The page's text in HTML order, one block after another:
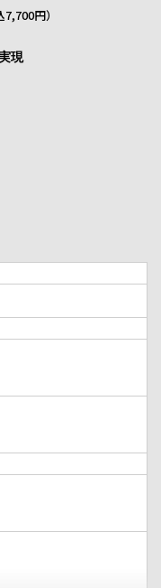
7,700円）
現